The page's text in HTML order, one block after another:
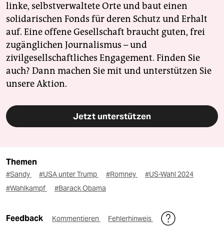
linke, selbstverwaltete Orte und baut einen
solidarischen Fonds für deren Schutz und Erhalt
auf. Eine offene Gesellschaft braucht guten, frei
zugänglichen Journalismus – und
zivilgesellschaftliches Engagement. Finden Sie
auch? Dann machen Sie mit und unterstützen Sie
unsere Aktion.
Jetzt unterstützen
Themen
#Sandy #USA unter Trump #Romney
#US-Wahl 2024
#Wahlkampf
#Barack Obama
Feedback Kommentieren Fehlerhinweis